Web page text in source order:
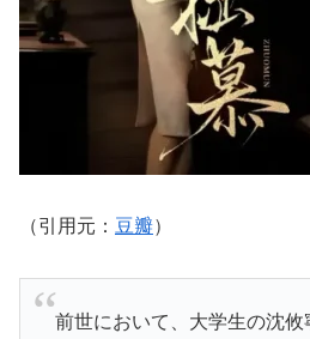
（引用元： 豆瓣）
前世において、大学生の沈攸